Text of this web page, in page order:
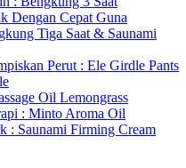
Dengan Cepat Guna
Tiga Saat & Saunami
Perut : Ele Girdle Pants
Oil Lemongrass
: Minto Aroma Oil
: Saunami Firming Cream